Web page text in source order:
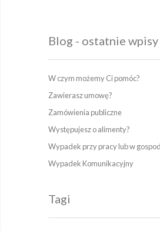
Blog - ostatnie wpisy
W czym możemy Ci pomóc?
Zawierasz umowę?
Zamówienia publiczne
Występujesz o alimenty?
Wypadek przy pracy lub w
Wypadek Komunikacyjny
Tagi